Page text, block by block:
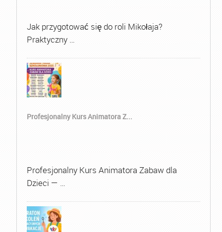
Jak przygotować się do roli Mikołaja?
Praktyczny …
Profesjonalny Kurs Animatora Z...
Profesjonalny Kurs Animatora Zabaw dla
Dzieci — …